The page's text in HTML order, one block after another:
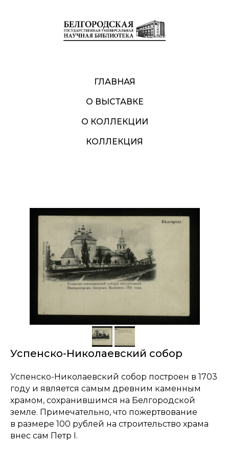
ГЛАВНАЯ
О ВЫСТАВКЕ
О КОЛЛЕКЦИИ
КОЛЛЕКЦИЯ
Успенско-Николаевский собор
Успенско-Николаевский собор построен в 1703
году и является самым древним каменным
храмом, сохранившимся на Белгородской
земле. Примечательно, что пожертвование
в размере 100 рублей на строительство храма
внес сам Петр I.